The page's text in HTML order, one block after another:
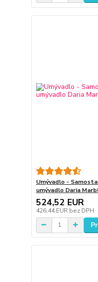
Umývadlo -
umývadlo Daria
524,52 EUR
426,44 EUR bez DPH